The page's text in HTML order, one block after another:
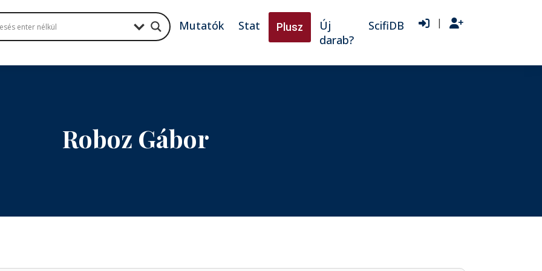
Mutatók Stat Plusz
Új
darab?
ScifiDB |
Roboz Gábor